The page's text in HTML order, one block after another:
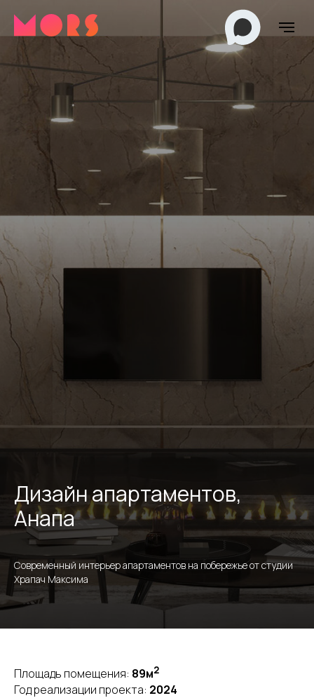
Дизайн апартаментов,
Анапа
Современный интерьер апартаментов на побережье от студии
Храпач Максима
Площадь помещения: 89м2
Год реализации проекта: 2024